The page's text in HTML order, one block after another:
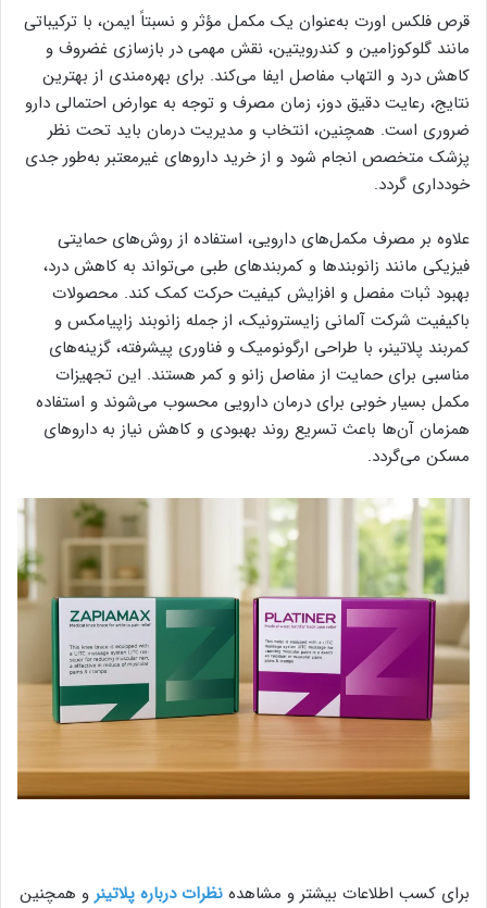
قرص فلکس اورت به‌عنوان یک مکمل مؤثر و نسبتاً ایمن، با ترکیباتی
مانند گلوکوزامین و کندرویتین، نقش مهمی در بازسازی غضروف و
کاهش درد و التهاب مفاصل ایفا می‌کند. برای بهره‌مندی از بهترین
نتایج، رعایت دقیق دوز، زمان مصرف و توجه به عوارض احتمالی دارو
ضروری است. همچنین، انتخاب و مدیریت درمان باید تحت نظر
پزشک متخصص انجام شود و از خرید داروهای غیرمعتبر به‌طور جدی
خودداری گردد.
علاوه بر مصرف مکمل‌های دارویی، استفاده از روش‌های حمایتی
فیزیکی مانند زانوبندها و کمربندهای طبی می‌تواند به کاهش درد،
بهبود ثبات مفصل و افزایش کیفیت حرکت کمک کند. محصولات
باکیفیت شرکت آلمانی زایسترونیک، از جمله زانوبند زاپیامکس و
کمربند پلاتینر، با طراحی ارگونومیک و فناوری پیشرفته، گزینه‌های
مناسبی برای حمایت از مفاصل زانو و کمر هستند. این تجهیزات
مکمل بسیار خوبی برای درمان دارویی محسوب می‌شوند و استفاده
همزمان آن‌ها باعث تسریع روند بهبودی و کاهش نیاز به داروهای
مسکن می‌گردد.
برای کسب اطلاعات بیشتر و مشاهده نظرات درباره پلاتینر و همچنین